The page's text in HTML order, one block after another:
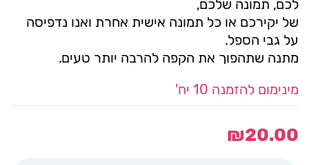
לכם, תמונה שלכם,
של יקירכם או כל תמונה אישית אחרת ואנו נדפיסה
על גבי הספל.
מתנה שתהפוך את הקפה להרבה יותר טעים.
מינימום להזמנה 10 יח'
₪20.00